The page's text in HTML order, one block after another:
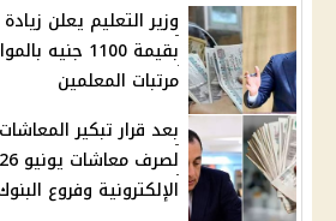
وزير التعليم يعلن
بقيمة 1100
مرتبات المعلمين
بعد قرار تبكير
الإلكترونية وفروع